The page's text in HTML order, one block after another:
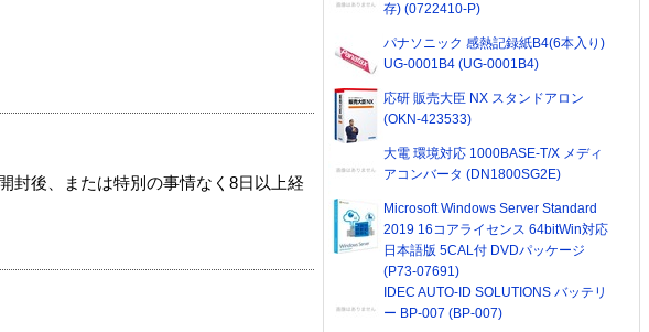
封後、または特別の事情なく8日以上経
存) (0722410-P)
パナソニック 感熱記録紙B4(6本入り)
UG-0001B4 (UG-0001B4)
応研 販売大臣 NX スタンドアロン
(OKN-423533)
大電 環境対応 1000BASE-T/X メディ
アコンバータ (DN1800SG2E)
Microsoft Windows Server Standard
2019 16コアライセンス 64bitWin対応
日本語版 5CAL付 DVDパッケージ
(P73-07691)
IDEC AUTO-ID SOLUTIONS バッテリ
ー BP-007 (BP-007)